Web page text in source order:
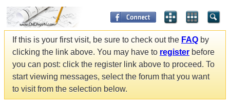
If this is your first visit, be sure to check out the FAQ by
clicking the link above. You may have to register before
you can post: click the register link above to proceed. To
start viewing messages, select the forum that you want
to visit from the selection below.